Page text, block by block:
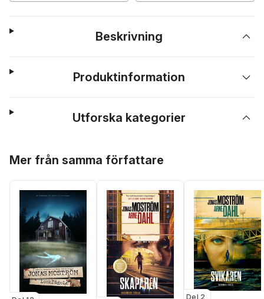
Beskrivning
Produktinformation
Utforska kategorier
Mer från samma författare
Del 2